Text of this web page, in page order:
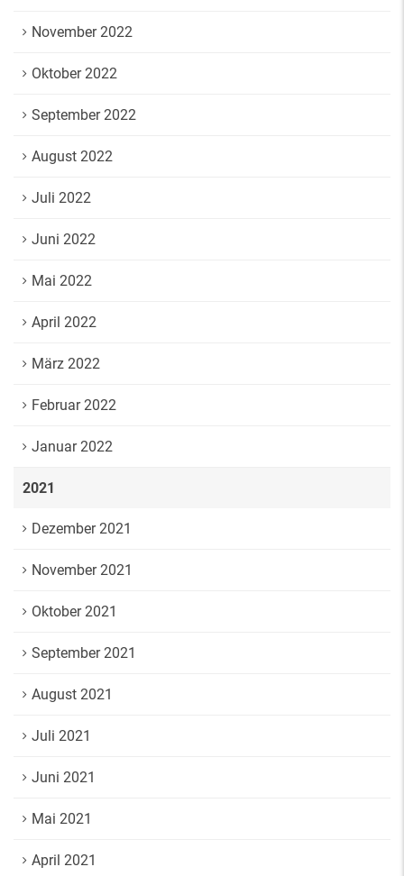
November 2022
Oktober 2022
September 2022
August 2022
Juli 2022
Juni 2022
Mai 2022
April 2022
März 2022
Februar 2022
Januar 2022
2021
Dezember 2021
November 2021
Oktober 2021
September 2021
August 2021
Juli 2021
Juni 2021
Mai 2021
April 2021